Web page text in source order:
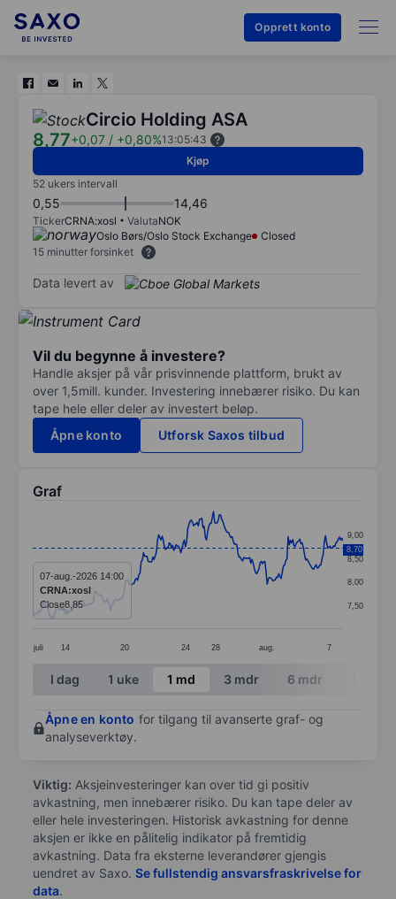
Opprett konto
Circio Holding ASA
8,77+0,07 / +0,80%13:05:43
Kjøp
52 ukers intervall
0,55 14,46
TickerCRNA:xosl ValutaNOK
Oslo Børs/Oslo Stock Exchange
Closed
15 minutter forsinket
Data levert av
Vil du begynne å investere?
Handle aksjer på vår prisvinnende plattform, brukt av
over 1,5mill. kunder. Investering innebærer risiko. Du kan
tape hele eller deler av investert beløp.
Åpne konto
Utforsk Saxos tilbud
Graf
Line chart with 267 data points.
The chart has 1 X axis displaying categories.
The chart has 1 Y axis displaying values. Data
juli 14 20 24 28 aug. 7
7,50
8,00
8,50
9,00
8,70
07-aug.-2026 14:00
CRNA:xosl
Close8,85
End of interactive chart.
I dag 1 uke 1 md 3 mdr 6 mdr
Åpne en konto for tilgang til avanserte graf- og
analyseverktøy.
Viktig: Aksjeinvesteringer kan over tid gi positiv
avkastning, men innebærer risiko. Du kan tape deler av
eller hele investeringen. Historisk avkastning for denne
aksjen er ikke en pålitelig indikator på fremtidig
avkastning. Data fra eksterne leverandører gjengis
uendret av Saxo. Se fullstendig ansvarsfraskrivelse for
data.